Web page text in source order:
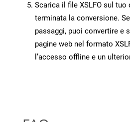
Scarica il file XSLFO sul
terminata la conversione.
passaggi, puoi convertire e
pagine web nel formato
l’accesso offline e un